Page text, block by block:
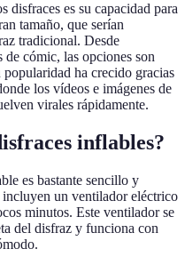
disfraces es su capacidad para
tamaño, que serían
tradicional. Desde
de cómic, las opciones son
ha crecido gracias
los vídeos e imágenes de
virales rápidamente.
inflables?
es bastante sencillo y
un ventilador eléctrico
minutos. Este ventilador se
del disfraz y funciona con